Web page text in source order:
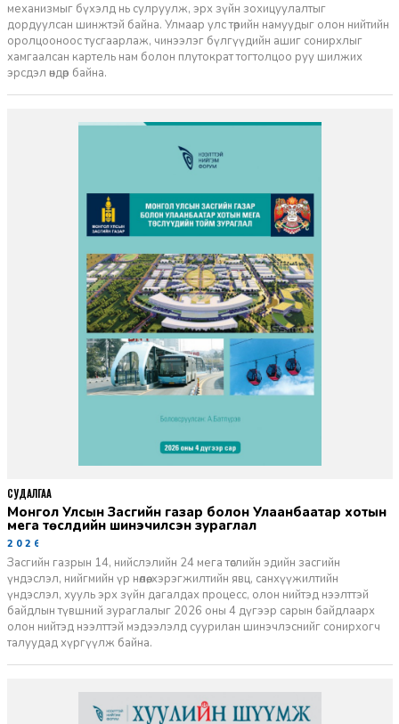
механизмыг бүхэлд нь сулруулж, эрх зүйн зохицуулалтыг
дордуулсан шинжтэй байна. Улмаар улс төрийн намуудыг олон нийтийн
оролцооноос тусгаарлаж, чинээлэг бүлгүүдийн ашиг сонирхлыг
хамгаалсан картель нам болон плутократ тогтолцоо руу шилжих
эрсдэл өндөр байна.
Монгол Улсын Засгийн газар болон Улаанбаатар хотын
мега төслүүдийн шинэчилсэн зураглал
2026-06-29
Засгийн газрын 14, нийслэлийн 24 мега төслийн эдийн засгийн
үндэслэл, нийгмийн үр нөлөө, хэрэгжилтийн явц, санхүүжилтийн
үндэслэл, хууль эрх зүйн дагалдах процесс, олон нийтэд нээлттэй
байдлын түвшний зураглалыг 2026 оны 4 дүгээр сарын байдлаарх
олон нийтэд нээлттэй мэдээлэлд суурилан шинэчлэснийг сонирхогч
талуудад хүргүүлж байна.
СУДАЛГАА